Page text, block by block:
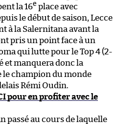
la 16e place avec
le début de saison, Lecce
à la Salernitana avant la
pris un point face à un
qui lutte pour le Top 4 (2-
et manquera donc la
champion du monde
Rémi Oudin.
pour en profiter avec le
passé au cours de laquelle